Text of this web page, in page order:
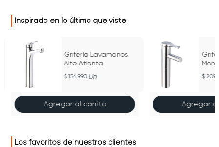
Inspirado en lo último que viste
Grifería Lavamanos
Alto Atlanta
154.990 Un
Agregar al carrito Agregar
Los favoritos de nuestros clientes